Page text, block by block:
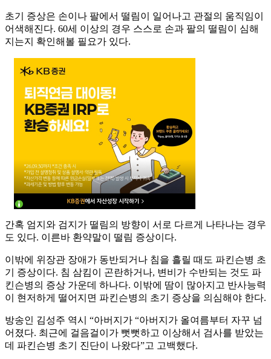
초기 증상은 손이나 팔에서 떨림이 일어나고 관절의 움직임이
어색해진다. 60세 이상의 경우 스스로 손과 팔의 떨림이 심해
지는지 확인해볼 필요가 있다.
간혹 엄지와 검지가 떨림의 방향이 서로 다르게 나타나는 경우
도 있다. 이른바 환약말이 떨림 증상이다.
이밖에 위장관 장애가 동반되거나 침을 흘릴 때도 파킨슨병 초
기 증상이다. 침 삼킴이 곤란하거나, 변비가 수반되는 것도 파
킨슨병의 증상 가운데 하나다. 이밖에 땀이 많아지고 반사능력
이 현저하게 떨어지면 파킨슨병의 초기 증상을 의심해야 한다.
방송인 김성주 역시 “아버지가 “아버지가 올여름부터 자꾸 넘
어졌다. 최근에 걸음걸이가 뻣뻣하고 이상해서 검사를 받았는
데 파킨슨병 초기 진단이 나왔다”고 고백했다.